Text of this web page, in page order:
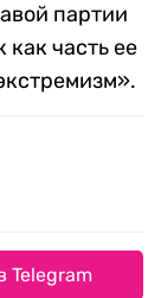
партии
как часть ее
Telegram